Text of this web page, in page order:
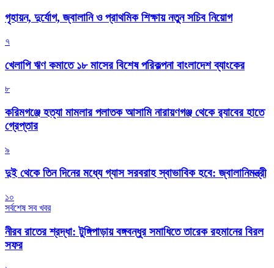
গৃহায়ন, দুর্যোগ, জ্বালানি ও প্রাথমিক শিক্ষায় নতুন সচিব নিয়োগ
৭
খেলাপি ঋণ কমাতে ১৮ মাসের বিশেষ পরিকল্পনা বাংলাদেশ ব্যাংকের
৮
করিমগঞ্জে হত্যা মামলার পলাতক আসামি নারায়ণগঞ্জ থেকে র‌্যাবের হাতে
গ্রেপ্তার
৯
দুই থেকে তিন দিনের মধ্যে গ্যাস সরবরাহ স্বাভাবিক হবে: জ্বালানিমন্ত্রী
১০
সর্বশেষ সব খবর
নীরব রাতের শ্রদ্ধা: টুঙ্গিপাড়ায় বঙ্গবন্ধুর সমাধিতে তারেক রহমানের বিরল
সফর